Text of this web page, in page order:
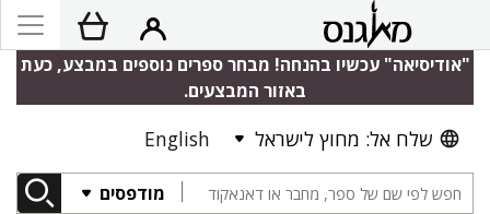
"אודיסיאה" עכשיו בהנחה! מבחר ספרים נוספים במבצע, כעת
באזור המבצעים.
שלח אל: מחוץ לישראל English
מודפסים